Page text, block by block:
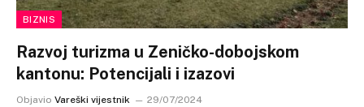
BIZNIS
Razvoj turizma u Zeničko-dobojskom
kantonu: Potencijali i izazovi
Objavio Vareški vijestnik 29/07/2024